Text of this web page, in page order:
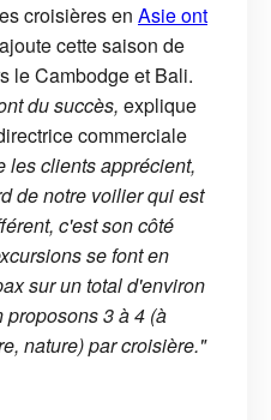
croisières en Asie ont
cette saison de
le Cambodge et Bali.
du succès, explique
commerciale
les clients apprécient,
de notre voilier qui est
c'est son côté
se font en
sur un total d'environ
proposons 3 à 4 (à
nature) par croisière."